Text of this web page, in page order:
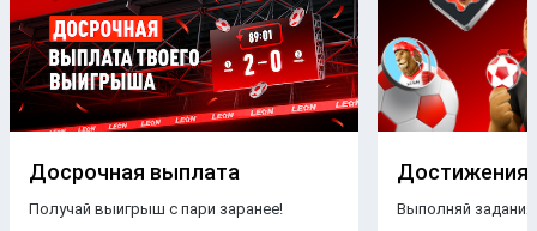
Досрочная выплата
Получай выигрыш с пари заранее!
Достижения
Выполняй